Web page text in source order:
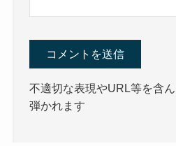
不適切な表現やURL等を含
弾かれます